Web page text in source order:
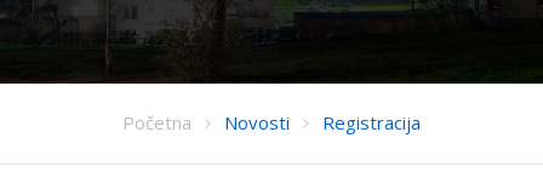
Početna Novosti Registracija